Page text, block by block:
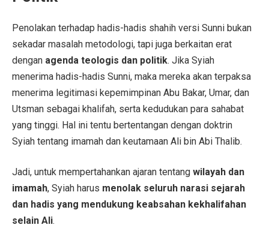
Penolakan terhadap hadis-hadis shahih versi Sunni bukan
sekadar masalah metodologi, tapi juga berkaitan erat
dengan agenda teologis dan politik. Jika Syiah
menerima hadis-hadis Sunni, maka mereka akan terpaksa
menerima legitimasi kepemimpinan Abu Bakar, Umar, dan
Utsman sebagai khalifah, serta kedudukan para sahabat
yang tinggi. Hal ini tentu bertentangan dengan doktrin
Syiah tentang imamah dan keutamaan Ali bin Abi Thalib.
Jadi, untuk mempertahankan ajaran tentang wilayah dan
imamah, Syiah harus menolak seluruh narasi sejarah
dan hadis yang mendukung keabsahan kekhalifahan
selain Ali.